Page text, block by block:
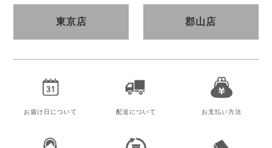
東京店 郡山店
お届け日 について 配送について お支払い方法